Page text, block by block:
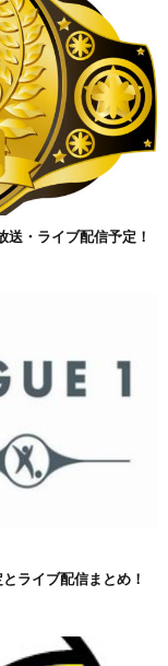
送・ライブ配信予定！
ライブ配信まとめ！